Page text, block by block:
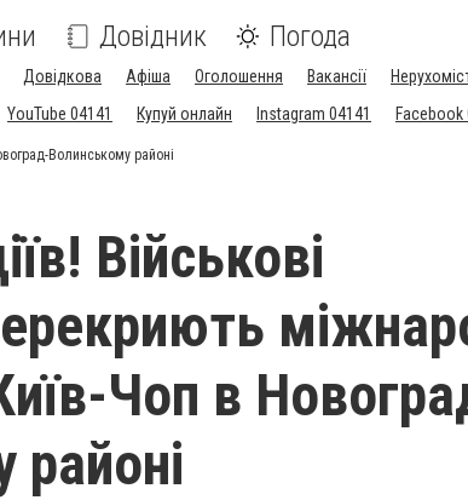
Довідник Погода
Довідкова Афіша Оголошення Вакансії
YouTube 04141 Купуй онлайн Instagram 04141 Facebook
Волинському районі
Військові
Чоп в